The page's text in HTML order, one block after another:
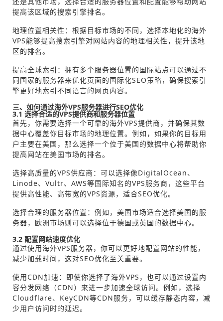
提高该区域的搜索引擎排名。
地理位置相关性：根据目标市场的不同，选择本地化的海外
VPS能够提高搜索引擎对网站内容的地理相关性，提升该地
区的排名。
提高全球索引：拥有多个服务器位置的国际站点可以通过不
同国家的服务器来优化页面的国际化SEO策略，确保搜索引
擎更好地索引不同语言的网页内容。
三、如何通过海外VPS服务器进行SEO优化
3.1 选择合适的VPS提供商和服务器位置
首先，你需要选择一个可靠的海外VPS提供商，并确保其数
据中心覆盖你目标市场的地理位置。例如，如果你的目标用
户主要在美国，那么选择一个位于美国的数据中心将帮助你
提高网站在美国市场的排名。
选择高质量的VPS供应商：可以选择像DigitalOcean、
Linode、Vultr、AWS等国际知名的VPS服务商，这些平台
提供高性能、高带宽的VPS资源，适合SEO优化。
选择合理的服务器位置：例如，美国市场适合选择美国的服
务器，欧洲市场则可以选择位于德国或英国的数据中心。
3.2 配置网站速度优化
通过使用海外VPS服务器，你可以更好地配置网站的性能，
减少加载时间，这对SEO优化至关重要。
使用CDN加速：即使你选择了海外VPS，也可以通过设置内
容分发网络（CDN）来进一步加速全球访问。例如，选择
Cloudflare、KeyCDN等CDN服务，可以缓存静态内容，减
少用户访问时的延迟。